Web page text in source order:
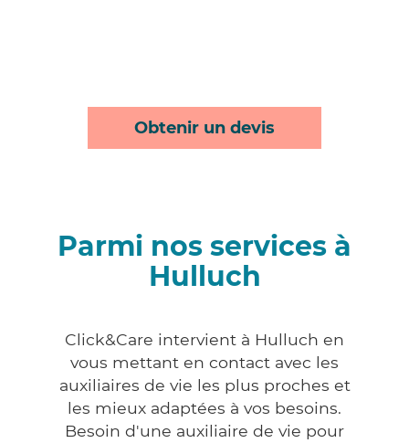
Obtenir un devis
Parmi nos services à
Hulluch
Click&Care intervient à Hulluch en
vous mettant en contact avec les
auxiliaires de vie les plus proches et
les mieux adaptées à vos besoins.
Besoin d'une auxiliaire de vie pour